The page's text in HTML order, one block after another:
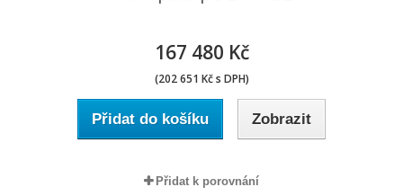
167 480 Kč
(202 651 Kč s DPH)
Přidat do košíku Zobrazit
Přidat k porovnání